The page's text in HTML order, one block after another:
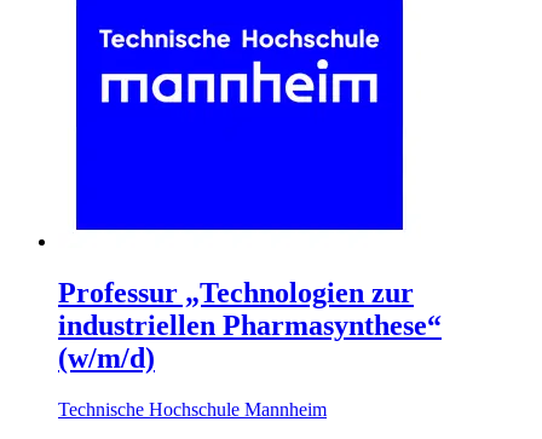
Professur „Technologien zur
industriellen Pharmasynthese“
(w/m/d)
Technische Hochschule Mannheim